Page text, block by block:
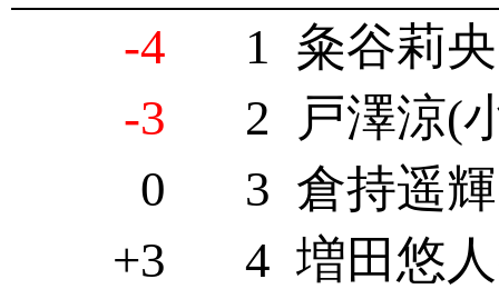
-4
1 粂谷莉
-3
2
戸澤涼(
0
3 倉持遥
+3
4 増田悠